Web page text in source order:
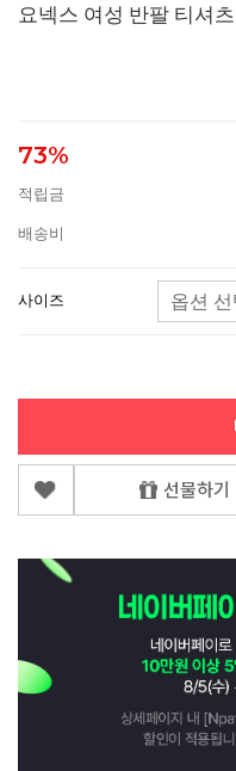
요넥스 여성 반팔 티셔
73%
적립금
배송비
사이즈
선물하기